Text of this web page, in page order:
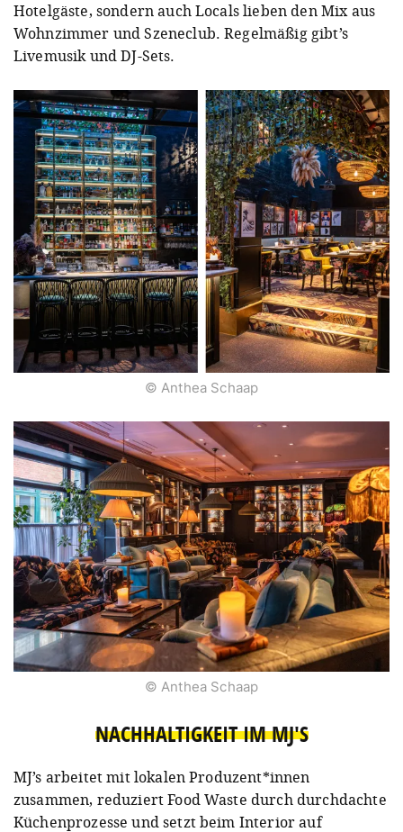
Hotelgäste, sondern auch Locals lieben den Mix aus
Wohnzimmer und Szeneclub. Regelmäßig gibt’s
Livemusik und DJ-Sets.
© Anthea Schaap
© Anthea Schaap
NACHHALTIGKEIT IM MJ'S
MJ’s arbeitet mit lokalen Produzent*innen
zusammen, reduziert Food Waste durch durchdachte
Küchenprozesse und setzt beim Interior auf